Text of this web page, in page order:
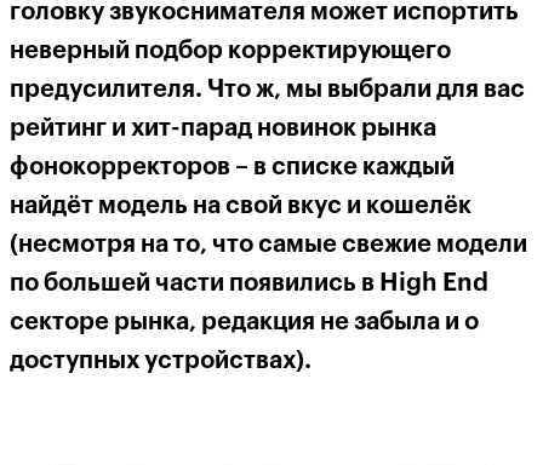
головку звукоснимателя может испортить
неверный подбор корректирующего
предусилителя. Что ж, мы выбрали для вас
рейтинг и хит-парад новинок рынка
фонокорректоров – в списке каждый
найдёт модель на свой вкус и кошелёк
(несмотря на то, что самые свежие модели
по большей части появились в High End
секторе рынка, редакция не забыла и о
доступных устройствах).